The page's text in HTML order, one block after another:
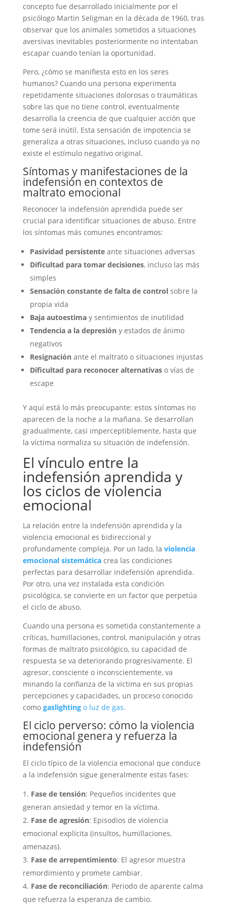
concepto fue desarrollado inicialmente por el
psicólogo Martin Seligman en la década de 1960, tras
observar que los animales sometidos a situaciones
aversivas inevitables posteriormente no intentaban
escapar cuando tenían la oportunidad.
Pero, ¿cómo se manifiesta esto en los seres
humanos? Cuando una persona experimenta
repetidamente situaciones dolorosas o traumáticas
sobre las que no tiene control, eventualmente
desarrolla la creencia de que cualquier acción que
tome será inútil. Esta sensación de impotencia se
generaliza a otras situaciones, incluso cuando ya no
existe el estímulo negativo original.
Síntomas y manifestaciones de la
indefensión en contextos de
maltrato emocional
Reconocer la indefensión aprendida puede ser
crucial para identificar situaciones de abuso. Entre
los síntomas más comunes encontramos:
Pasividad persistenteante situaciones adversas
Dificultad para tomar decisiones, incluso las más
simples
Sensación constante de falta de controlsobre la
propia vida
Baja autoestimay sentimientos de inutilidad
Tendencia a la depresióny estados de ánimo
negativos
Resignaciónante el maltrato o situaciones injustas
Dificultad para reconocer alternativaso vías de
escape
Y aquí está lo más preocupante: estos síntomas no
aparecen de la noche a la mañana. Se desarrollan
gradualmente, casi imperceptiblemente, hasta que
la víctima normaliza su situación de indefensión.
El vínculo entre la
indefensión aprendida y
los ciclos de violencia
emocional
La relación entre la indefensión aprendida y la
violencia emocional es bidireccional y
profundamente compleja. Por un lado, la violencia
emocional sistemática crea las condiciones
perfectas para desarrollar indefensión aprendida.
Por otro, una vez instalada esta condición
psicológica, se convierte en un factor que perpetúa
el ciclo de abuso.
Cuando una persona es sometida constantemente a
críticas, humillaciones, control, manipulación y otras
formas de maltrato psicológico, su capacidad de
respuesta se va deteriorando progresivamente. El
agresor, consciente o inconscientemente, va
minando la confianza de la víctima en sus propias
percepciones y capacidades, un proceso conocido
como gaslightingo luz de gas.
El ciclo perverso: cómo la violencia
emocional genera y refuerza la
indefensión
El ciclo típico de la violencia emocional que conduce
a la indefensión sigue generalmente estas fases:
Fase de tensión: Pequeños incidentes que
generan ansiedad y temor en la víctima.
Fase de agresión: Episodios de violencia
emocional explícita (insultos, humillaciones,
amenazas).
Fase de arrepentimiento: El agresor muestra
remordimiento y promete cambiar.
Fase de reconciliación: Periodo de aparente calma
que refuerza la esperanza de cambio.